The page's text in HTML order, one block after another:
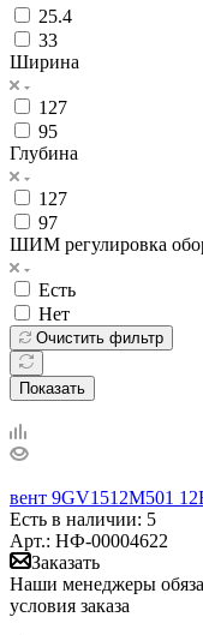
25.4
33
Ширина
127
95
Глубина
127
97
ШИМ регулировка
Есть
Нет
Очистить фильтр
Показать
вент 9GV1512M501
Есть в наличии: 5
Арт.: НФ-00004622
Заказать
Наши менеджеры
условия заказа